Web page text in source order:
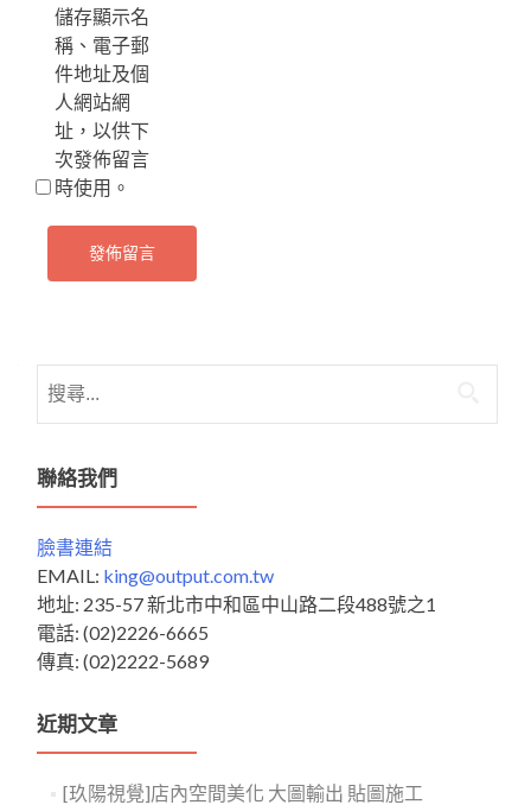
儲存顯示名
稱、電子郵
件地址及個
人網站網
址，以供下
次發佈留言
時使用。
尋
鍵
字:
聯絡我們
臉書連結
EMAIL: king@output.com.tw
地址: 235-57 新北市中和區中山路二段488號之1
電話: (02)2226-6665
傳真: (02)2222-5689
近期文章
[玖陽視覺]店內空間美化 大圖輸出 貼圖施工